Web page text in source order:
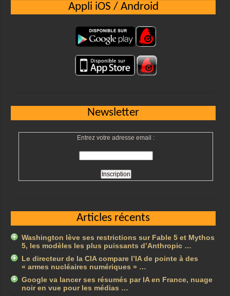
Appli iOS / Android
Newsletter
Entrez votre adresse email :
Articles récents
Washington lève ses restrictions sur Fable 5 et Mythos
5, les modèles les plus puissants d’Anthropic …
Le directeur de la CIA compare l’IA de pointe à des
« armes nucléaires numériques » …
Google va lancer ses résumés par IA en France, nuage
noir en vue pour les médias …